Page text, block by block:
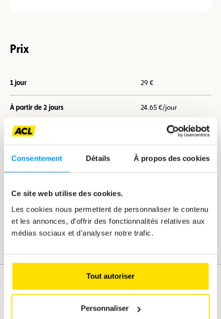
Consentement Détails À propos des cookies
Ce site web utilise des cookies.
Les cookies nous permettent de personnaliser le contenu
et les annonces, d'offrir des fonctionnalités relatives aux
médias sociaux et d'analyser notre trafic.
Tout autoriser
Personnaliser
Prix
1 jour 29 €
À partir de 2 jours 24.65 €/jour
À partir de 7 jours 21.75 €/jour
Mobilité